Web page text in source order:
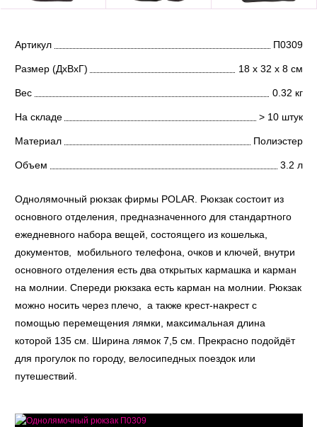
Артикул П0309
Размер (ДхВхГ) 18 х 32 х 8 см
Вес 0.32 кг
На складе > 10 штук
Материал Полиэстер
Объем 3.2 л
Однолямочный рюкзак фирмы POLAR. Рюкзак состоит из
основного отделения, предназначенного для стандартного
ежедневного набора вещей, состоящего из кошелька,
документов, мобильного телефона, очков и ключей, внутри
основного отделения есть два открытых кармашка и карман
на молнии. Спереди рюкзака есть карман на молнии. Рюкзак
можно носить через плечо, а также крест-накрест с
помощью перемещения лямки, максимальная длина
которой 135 см. Ширина лямок 7,5 см. Прекрасно подойдёт
для прогулок по городу, велосипедных поездок или
путешествий.